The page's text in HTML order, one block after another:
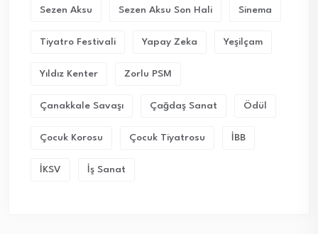
Sezen Aksu Sezen Aksu Son Hali Sinema
Tiyatro Festivali Yapay Zeka Yeşilçam
Yıldız Kenter Zorlu PSM
Çanakkale Savaşı Çağdaş Sanat Ödül
Çocuk Korosu Çocuk Tiyatrosu İBB
İKSV İş Sanat